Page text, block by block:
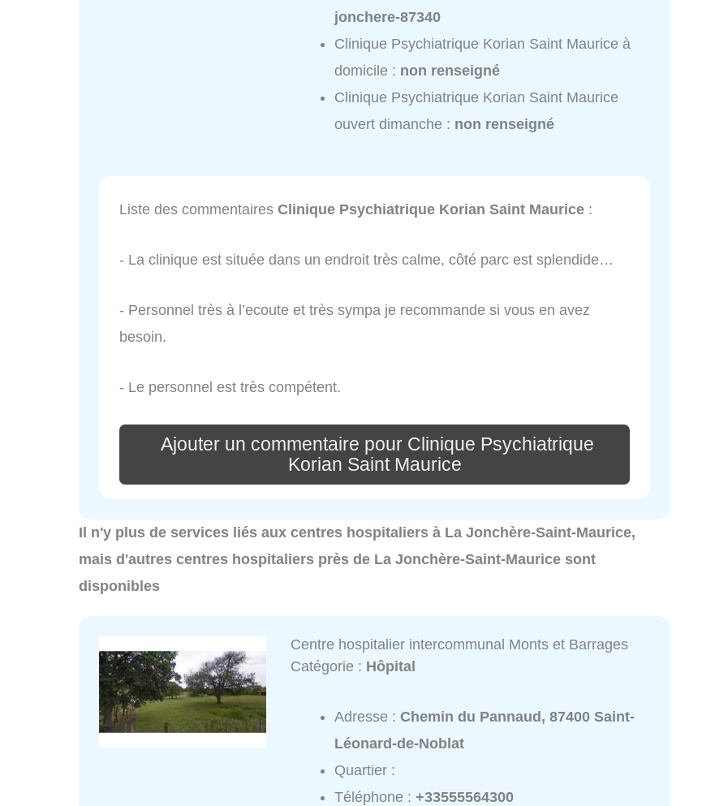
jonchere-87340
Clinique Psychiatrique Korian Saint Maurice à
domicile : non renseigné
Clinique Psychiatrique Korian Saint Maurice
ouvert dimanche : non renseigné
Liste des commentaires Clinique Psychiatrique Korian Saint Maurice :
- La clinique est située dans un endroit très calme, côté parc est splendide…
- Personnel très à l’ecoute et très sympa je recommande si vous en avez
besoin.
- Le personnel est très compétent.
Ajouter un commentaire pour Clinique Psychiatrique
Korian Saint Maurice
Il n'y plus de services liés aux centres hospitaliers à La Jonchère-Saint-Maurice,
mais d'autres centres hospitaliers près de La Jonchère-Saint-Maurice sont
disponibles
Centre hospitalier intercommunal Monts et Barrages
Catégorie : Hôpital
Adresse :Chemin du Pannaud, 87400 Saint-
Léonard-de-Noblat
Quartier :
Téléphone :+33555564300